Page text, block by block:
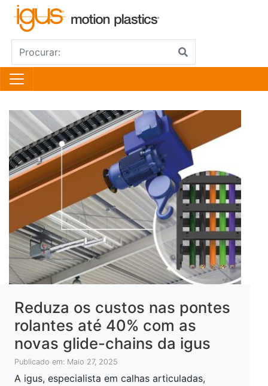
Reduza os custos nas pontes
rolantes até 40% com as
novas glide-chains da igus
Publicado em: Maio 27, 2025
A igus, especialista em calhas articuladas,